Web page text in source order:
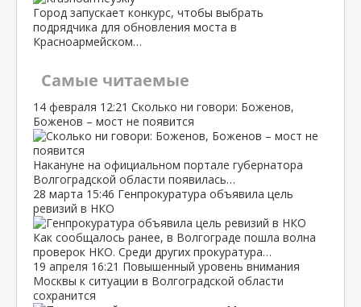
Город запускает конкурс, чтобы выбрать
подрядчика для обновления моста в
Красноармейском…
Самые читаемые
14 февраля 12:21 Сколько ни говори: Боженов,
Боженов – мост не появится
Накануне на официальном портале губернатора
Волгоградской области появилась…
28 марта 15:46 Генпрокуратура объявила цель
ревизий в НКО
Как сообщалось ранее, в Волгограде пошла волна
проверок НКО. Среди других прокуратура…
19 апреля 16:21 Повышенный уровень внимания
Москвы к ситуации в Волгоградской области
сохранится